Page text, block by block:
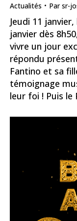
Actualités Parsr-
Jeudi 11
janvier dès
vivre un jour
répondu
Fantino et sa
témoignage
leur foi ! Puis le